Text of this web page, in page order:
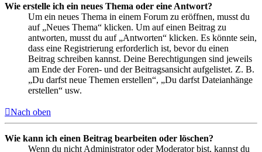
Wie erstelle ich ein neues Thema oder eine Antwort?
Um ein neues Thema in einem Forum zu eröffnen, musst du
auf „Neues Thema“ klicken. Um auf einen Beitrag zu
antworten, musst du auf „Antworten“ klicken. Es könnte sein,
dass eine Registrierung erforderlich ist, bevor du einen
Beitrag schreiben kannst. Deine Berechtigungen sind jeweils
am Ende der Foren- und der Beitragsansicht aufgelistet. Z. B.
„Du darfst neue Themen erstellen“, „Du darfst Dateianhänge
erstellen“ usw.
Nach oben
Wie kann ich einen Beitrag bearbeiten oder löschen?
Wenn du nicht Administrator oder Moderator bist, kannst du